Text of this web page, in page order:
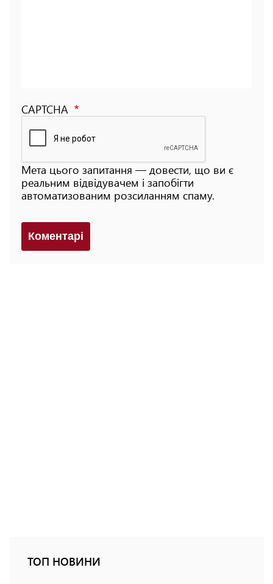
CAPTCHA
Мета цього запитання — довести, що ви є
реальним відвідувачем і запобігти
автоматизованим розсиланням спаму.
Коментарi
ТОП НОВИНИ